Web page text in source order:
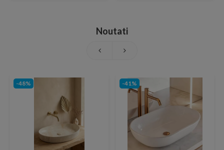
Noutati
-48% -41%